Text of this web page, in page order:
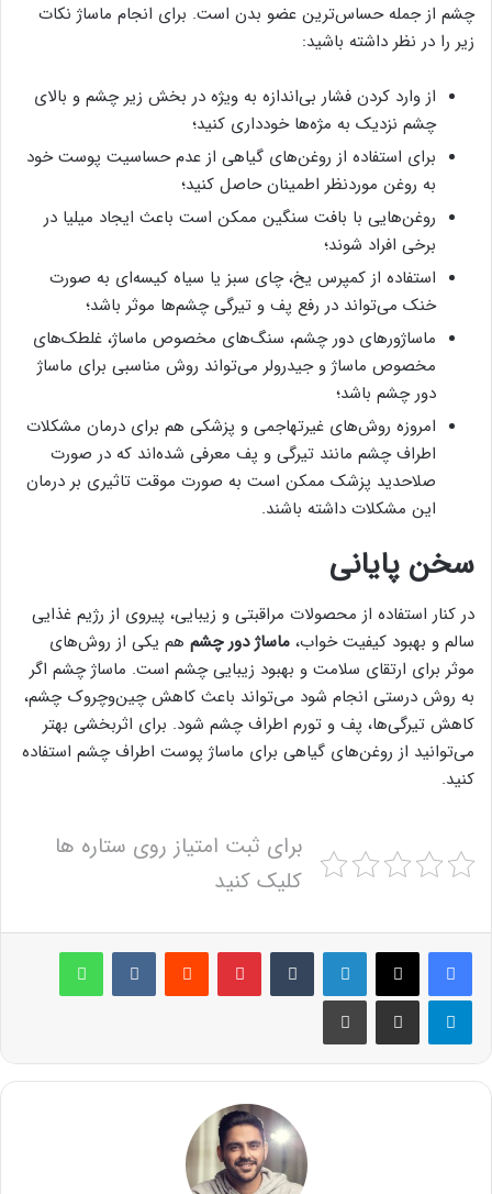
چشم از جمله حساس‌ترین عضو بدن است. برای انجام ماساژ نکات
زیر را در نظر داشته باشید:
از وارد کردن فشار بی‌اندازه به ویژه در بخش زیر چشم و بالای
چشم نزدیک به مژه‌ها خودداری کنید؛
برای استفاده از روغن‌های گیاهی از عدم حساسیت پوست خود
به روغن موردنظر اطمینان حاصل کنید؛
روغن‌هایی با بافت سنگین ممکن است باعث ایجاد میلیا در
برخی افراد شوند؛
استفاده از کمپرس یخ، چای سبز یا سیاه کیسه‌ای به صورت
خنک می‌تواند در رفع پف و تیرگی چشم‌ها موثر باشد؛
ماساژورهای دور چشم، سنگ‌‌های مخصوص ماساژ، غلطک‌های
مخصوص ماساژ و جیدرولر می‌تواند روش مناسبی برای ماساژ
دور چشم باشد؛
امروزه روش‌های غیرتهاجمی و پزشکی هم برای درمان مشکلات
اطراف چشم مانند تیرگی و پف معرفی شده‌اند که در صورت
صلاحدید پزشک ممکن است به صورت موقت تاثیری بر درمان
این مشکلات داشته باشند.
سخن پایانی
در کنار استفاده از محصولات مراقبتی و زیبایی، پیروی از رژیم غذایی
سالم و بهبود کیفیت خواب، ماساژ دور چشم هم یکی از روش‌های
موثر برای ارتقای سلامت و بهبود زیبایی چشم است. ماساژ چشم اگر
به روش درستی انجام شود می‌تواند باعث کاهش چین‌وچروک چشم،
کاهش تیرگی‌ها، پف و تورم اطراف چشم شود. برای اثربخشی بهتر
می‌توانید از روغن‌های گیاهی برای ماساژ پوست اطراف چشم استفاده
کنید.
برای ثبت امتیاز روی ستاره ها
کلیک کنید
لینکدین ‫تامبلر پینترست‫رددیت ‫VKontakteواتس آپ
تلگرام اشتراک گذاری از طریق ایمیل چاپ